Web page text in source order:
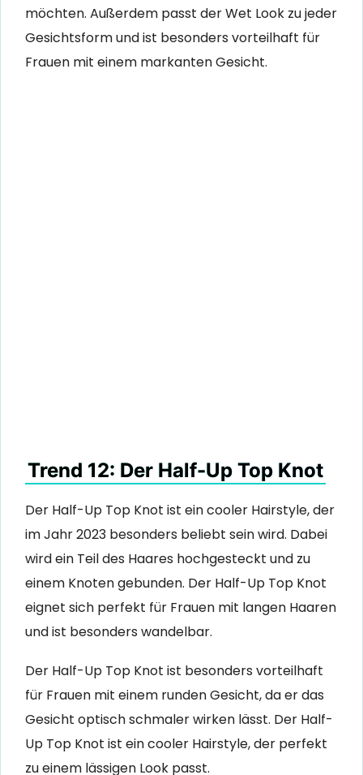
möchten. Außerdem passt der Wet Look zu jeder
Gesichtsform und ist besonders vorteilhaft für
Frauen mit einem markanten Gesicht.
Trend 12: Der Half-Up Top Knot
Der Half-Up Top Knot ist ein cooler Hairstyle, der
im Jahr 2023 besonders beliebt sein wird. Dabei
wird ein Teil des Haares hochgesteckt und zu
einem Knoten gebunden. Der Half-Up Top Knot
eignet sich perfekt für Frauen mit langen Haaren
und ist besonders wandelbar.
Der Half-Up Top Knot ist besonders vorteilhaft
für Frauen mit einem runden Gesicht, da er das
Gesicht optisch schmaler wirken lässt. Der Half-
Up Top Knot ist ein cooler Hairstyle, der perfekt
zu einem lässigen Look passt.